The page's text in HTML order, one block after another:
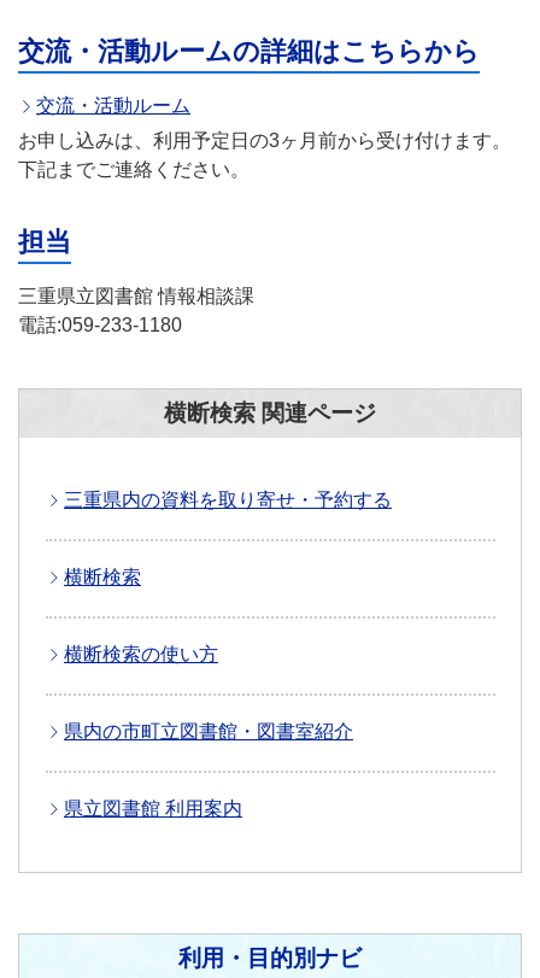
交流・活動ルームの詳細はこちらから
交流・活動ルーム
お申し込みは、利用予定日の3ヶ月前から受け付けます。
下記までご連絡ください。
担当
三重県立図書館 情報相談課
電話:059-233-1180
横断検索 関連ページ
三重県内の資料を取り寄せ・予約する
横断検索
横断検索の使い方
県内の市町立図書館・図書室紹介
県立図書館 利用案内
利用・目的別ナビ